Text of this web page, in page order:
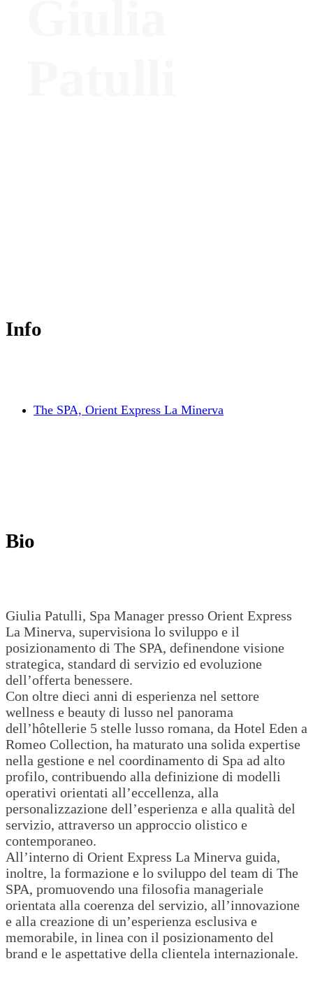
Info
The SPA, Orient Express La Minerva
Bio
Giulia Patulli, Spa Manager presso Orient Express
La Minerva, supervisiona lo sviluppo e il
posizionamento di The SPA, definendone visione
strategica, standard di servizio ed evoluzione
dell’offerta benessere.
Con oltre dieci anni di esperienza nel settore
wellness e beauty di lusso nel panorama
dell’hôtellerie 5 stelle lusso romana, da Hotel Eden a
Romeo Collection, ha maturato una solida expertise
nella gestione e nel coordinamento di Spa ad alto
profilo, contribuendo alla definizione di modelli
operativi orientati all’eccellenza, alla
personalizzazione dell’esperienza e alla qualità del
servizio, attraverso un approccio olistico e
contemporaneo.
All’interno di Orient Express La Minerva guida,
inoltre, la formazione e lo sviluppo del team di The
SPA, promuovendo una filosofia manageriale
orientata alla coerenza del servizio, all’innovazione
e alla creazione di un’esperienza esclusiva e
memorabile, in linea con il posizionamento del
brand e le aspettative della clientela internazionale.